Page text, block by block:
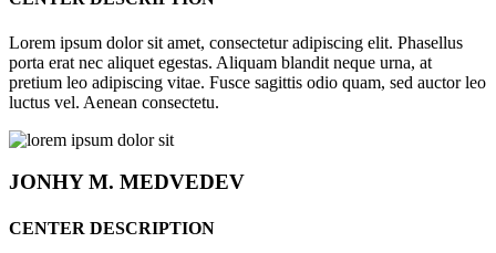
Lorem ipsum dolor sit amet, consectetur adipiscing elit. Phasellus
porta erat nec aliquet egestas. Aliquam blandit neque urna, at
pretium leo adipiscing vitae. Fusce sagittis odio quam, sed auctor leo
luctus vel. Aenean consectetu.
JONHYM. MEDVEDEV
CENTER DESCRIPTION